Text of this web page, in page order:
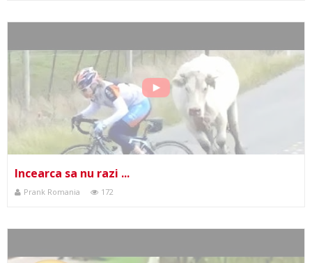
Incearca sa nu razi ...
Prank Romania 172